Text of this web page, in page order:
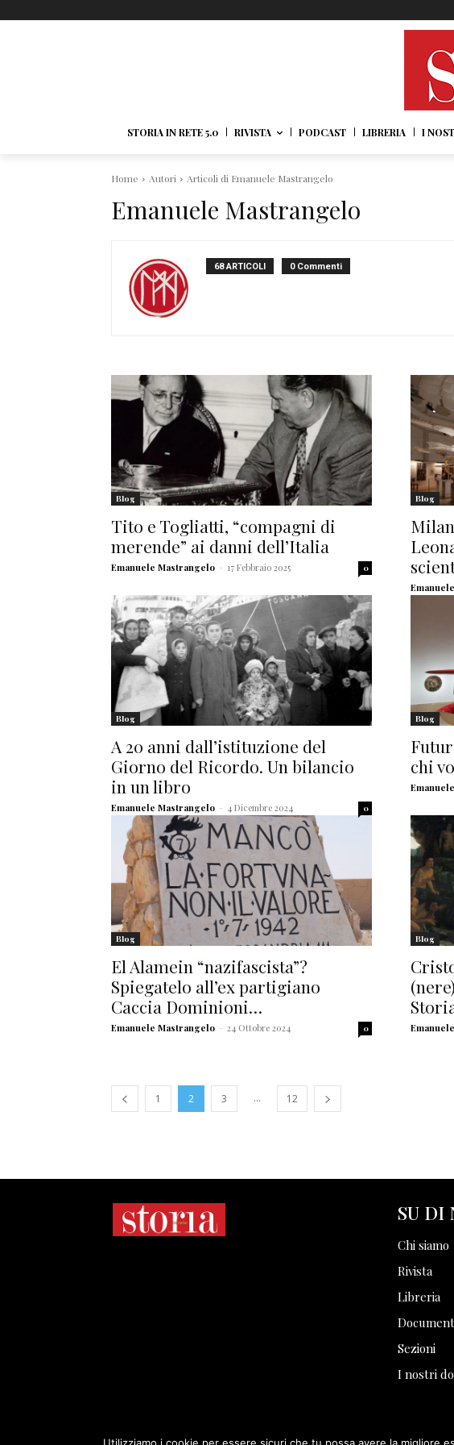
STORIA IN RETE 5.0 RIVISTA PODCAST LIBRERIA I
Home Autori Articoli di Emanuele Mastrangelo
Emanuele Mastrangelo
68 ARTICOLI 0 Commenti
Blog
Tito e Togliatti, “compagni di
merende” ai danni dell’Italia
Emanuele Mastrangelo - 17 Febbraio 2025 0
Blog
Blog
A 20 anni dall’istituzione del
Giorno del Ricordo. Un bilancio
in un libro
Emanuele Mastrangelo - 4 Dicembre 2024 0
Blog
chi
Blog
El Alamein “nazifascista”?
Spiegatelo all’ex partigiano
Caccia Dominioni…
Emanuele Mastrangelo - 24 Ottobre 2024 0
Blog
1 2 3 ... 12
SU DI
Chi siamo
Rivista
Libreria
Sezioni
I nostri